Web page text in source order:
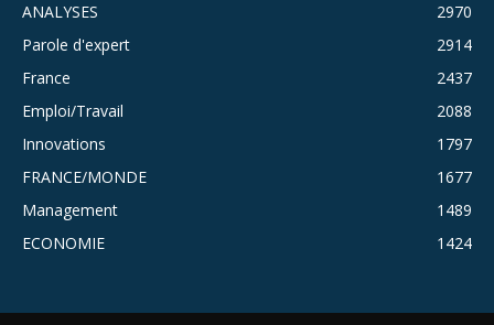
ANALYSES
2970
Parole d'expert
2914
France
2437
Emploi/Travail
2088
Innovations
1797
FRANCE/MONDE
1677
Management
1489
ECONOMIE
1424